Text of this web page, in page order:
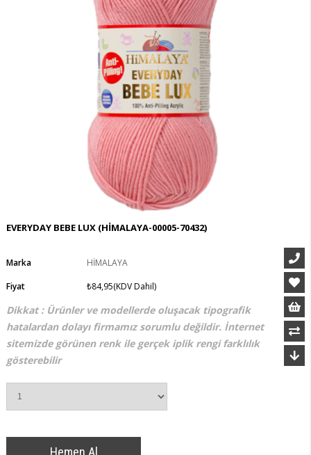
EVERYDAY BEBE LUX (HİMALAYA-00005-70432)
Marka
HİMALAYA
Fiyat
₺84,95(KDV Dahil)
Dikkat : Ürünler ve modellerde oluşacak tipografik
hatalardan dolayı firmamız sorumlu değildir. İnternet
sitemizde görünen renk ile gerçek iplik rengi farklılık
gösterebilir